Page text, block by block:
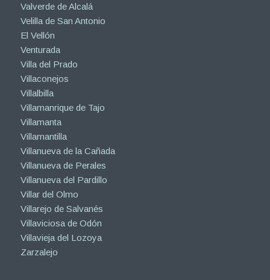
Valverde de Alcalá
Velilla de San Antonio
El Vellón
Venturada
Villa del Prado
Villaconejos
Villalbilla
Villamanrique de Tajo
Villamanta
Villamantilla
Villanueva de la Cañada
Villanueva de Perales
Villanueva del Pardillo
Villar del Olmo
Villarejo de Salvanés
Villaviciosa de Odón
Villavieja del Lozoya
Zarzalejo